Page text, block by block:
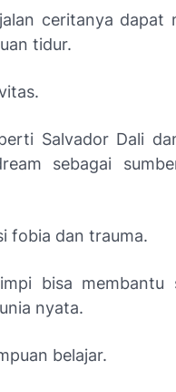
ceritanya dapat
tidur.
Salvador Dali
sebagai
fobia dan trauma.
bisa membantu
nyata.
belajar.